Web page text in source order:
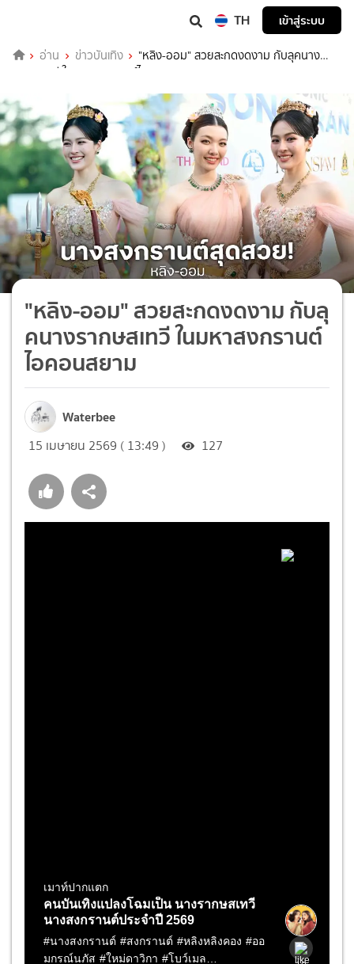
TH เข้าสู่ระบบ
อ่าน ข่าวบันเทิง
"หลิง-ออม" สวยสะกดงดงาม กับลุคนาง
รากษสเทวี ในมหาสงกรานต์ไอคอนสยาม
"หลิง-ออม" สวยสะกดงดงาม กับลุ
คนางรากษสเทวี ในมหาสงกรานต์
ไอคอนสยาม
Waterbee
15 เมษายน 2569 ( 13:49 ) 127